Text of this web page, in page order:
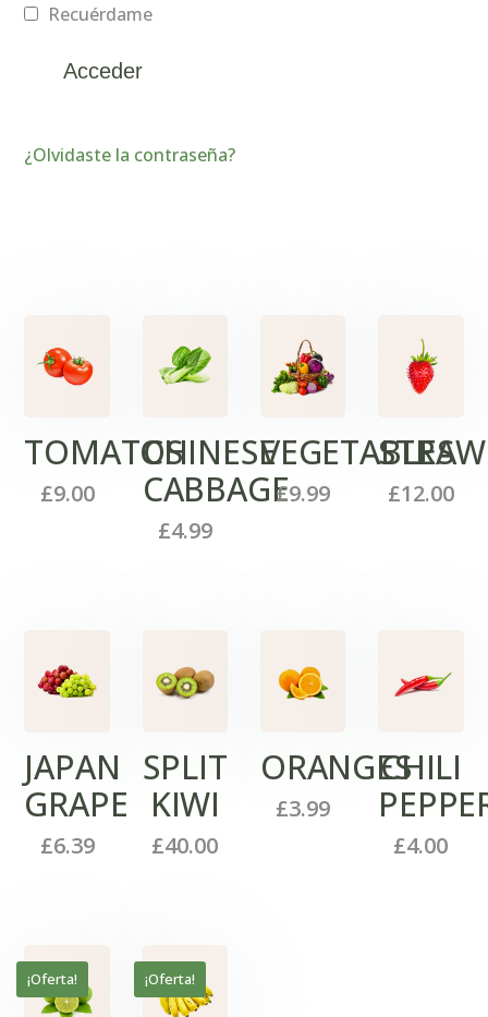
Recuérdame
Acceder
¿Olvidaste la contraseña?
TOMATOS
£9.00
CHINESE
CABBAGE
£4.99
VEGETABLES
£9.99 £12.00
JAPAN
GRAPE
£6.39
SPLIT
KIWI
£40.00
ORANGES
£3.99
CHILI
£4.00
¡Oferta! ¡Oferta!